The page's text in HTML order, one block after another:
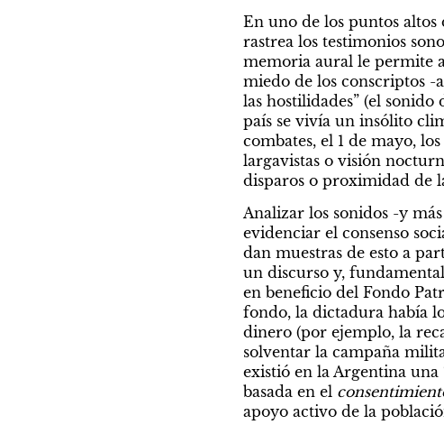
En uno de los puntos
rastrea los testimonios
memoria aural le permite
miedo de los conscriptos
las hostilidades” (el
país se vivía un insólito
combates, el 1 de mayo,
largavistas o visión
disparos o proximidad de
Analizar los sonidos -y
evidenciar el consenso
dan muestras de esto a
un discurso y,
en beneficio del Fondo
fondo, la dictadura había
dinero (por ejemplo, la
solventar la campaña
existió en la Argentina una
basada en el
apoyo activo de la